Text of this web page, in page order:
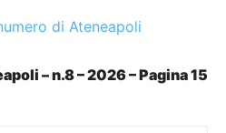
di Ateneapoli
– n.8 – 2026 – Pagina 15